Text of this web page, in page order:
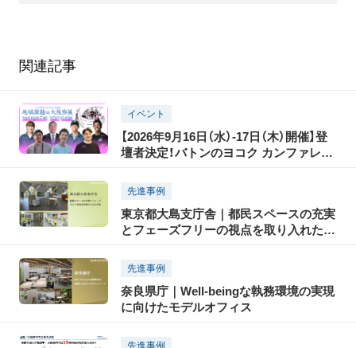
関連記事
イベント
【2026年9月16日（水）-17日（木）開催】登
壇者決定！バトンのヨコク カンファレン
課題のピントとヒント
先進事例
東京都大島支庁舎｜都民スペースの充実
とフェーズフリーの視点を取り入れた庁
先進事例
奈良県庁｜Well-beingな執務環境の実現
に向けたモデルオフィス
先進事例